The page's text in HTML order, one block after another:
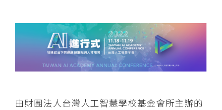
由財團法人台灣人工智慧學校基金會所主辦的